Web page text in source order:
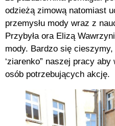
odzieżą zimową natomiast
przemysłu mody wraz z
Przybyła ora Elizą
mody. Bardzo się
‘ziarenko” naszej pracy
osób potrzebujących akcję.